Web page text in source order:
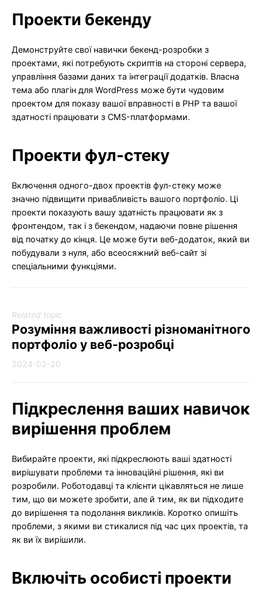
Проекти бекенду
Демонструйте свої навички бекенд-розробки з
проектами, які потребують скриптів на стороні сервера,
управління базами даних та інтеграції додатків. Власна
тема або плагін для WordPress може бути чудовим
проектом для показу вашої вправності в PHP та вашої
здатності працювати з CMS-платформами.
Проекти фул-стеку
Включення одного-двох проектів фул-стеку може
значно підвищити привабливість вашого портфоліо. Ці
проекти показують вашу здатність працювати як з
фронтендом, так і з бекендом, надаючи повне рішення
від початку до кінця. Це може бути веб-додаток, який ви
побудували з нуля, або всеосяжний веб-сайт зі
спеціальними функціями.
Related topic
Розуміння важливості різноманітного
портфоліо у веб-розробці
2024-02-20
Підкреслення ваших навичок
вирішення проблем
Вибирайте проекти, які підкреслюють ваші здатності
вирішувати проблеми та інноваційні рішення, які ви
розробили. Роботодавці та клієнти цікавляться не лише
тим, що ви можете зробити, але й тим, як ви підходите
до вирішення та подолання викликів. Коротко опишіть
проблеми, з якими ви стикалися під час цих проектів, та
як ви їх вирішили.
Включіть особисті проекти